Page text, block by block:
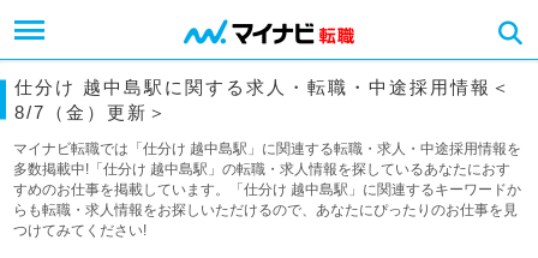
仕分け 越中島駅に関する求人・転職・中途採用情報＜
8/7（金）更新＞
マイナビ転職では「仕分け 越中島駅」に関連する転職・求人・中途採用情報を
多数掲載中!「仕分け 越中島駅」の転職・求人情報を探しているあなたにおす
すめのお仕事を掲載しています。「仕分け 越中島駅」に関連するキーワードか
らも転職・求人情報をお探しいただけるので、あなたにぴったりのお仕事を見
つけてみてください!